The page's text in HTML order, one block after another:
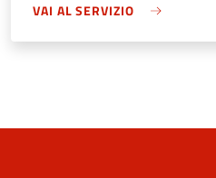
VAI AL SERVIZIO